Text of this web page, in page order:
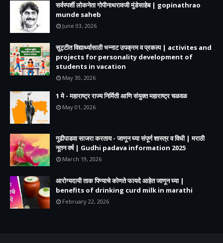
सर्वस्पर्शी लोकनेता गोपीनाथरावजी मुंडेसाहेब | gopinathrao
munde saheb
June 03, 2026
सुट्टीत विद्यार्थ्यासाठी भन्नाट उपक्रम व प्रकल्प | activites and
projects for personality development of
students in vacation
May 30, 2026
1 मे - महाराष्ट्र राज्य निर्मिती आणि संयुक्त महाराष्ट्र चळवळ
May 01, 2026
गुढीपाडवा साजरा करताय - जाणून घ्या संपूर्ण शास्त्र व विधी | मराठी
नूतन वर्ष | Gudhi padava information 2025
March 19, 2026
आरोग्यदायी ताक पिण्याचे कोणते फायदे आहेत जाणून घ्या |
benefits of drinking curd milk in marathi
February 22, 2026